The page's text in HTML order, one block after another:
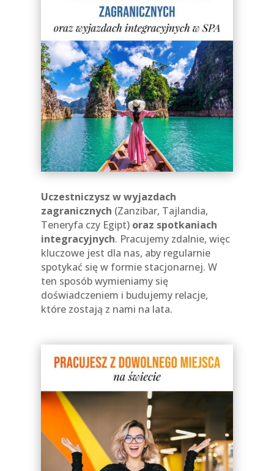
Uczestniczysz w wyjazdach
zagranicznych (Zanzibar, Tajlandia,
Teneryfa czy Egipt) oraz spotkaniach
integracyjnych. Pracujemy zdalnie, więc
kluczowe jest dla nas, aby regularnie
spotykać się w formie stacjonarnej. W
ten sposób wymieniamy się
doświadczeniem i budujemy relacje,
które zostają z nami na lata.